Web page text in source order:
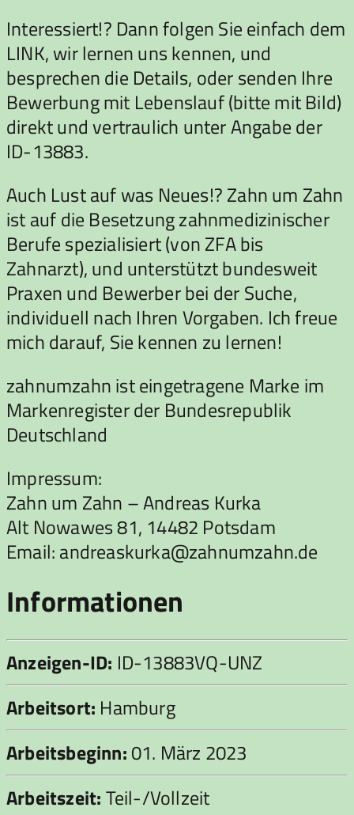
Interessiert!? Dann folgen Sie einfach dem
LINK, wir lernen uns kennen, und
besprechen die Details, oder senden Ihre
Bewerbung mit Lebenslauf (bitte mit Bild)
direkt und vertraulich unter Angabe der
ID-13883.
Auch Lust auf was Neues!? Zahn um Zahn
ist auf die Besetzung zahnmedizinischer
Berufe spezialisiert (von ZFA bis
Zahnarzt), und unterstützt bundesweit
Praxen und Bewerber bei der Suche,
individuell nach Ihren Vorgaben. Ich freue
mich darauf, Sie kennen zu lernen!
zahnumzahn ist eingetragene Marke im
Markenregister der Bundesrepublik
Deutschland
Impressum:
Zahn um Zahn – Andreas Kurka
Alt Nowawes 81, 14482 Potsdam
Email: andreaskurka@zahnumzahn.de
Informationen
Anzeigen-ID: ID-13883VQ-UNZ
Arbeitsort: Hamburg
Arbeitsbeginn:01. März 2023
Arbeitszeit:Teil-/Vollzeit